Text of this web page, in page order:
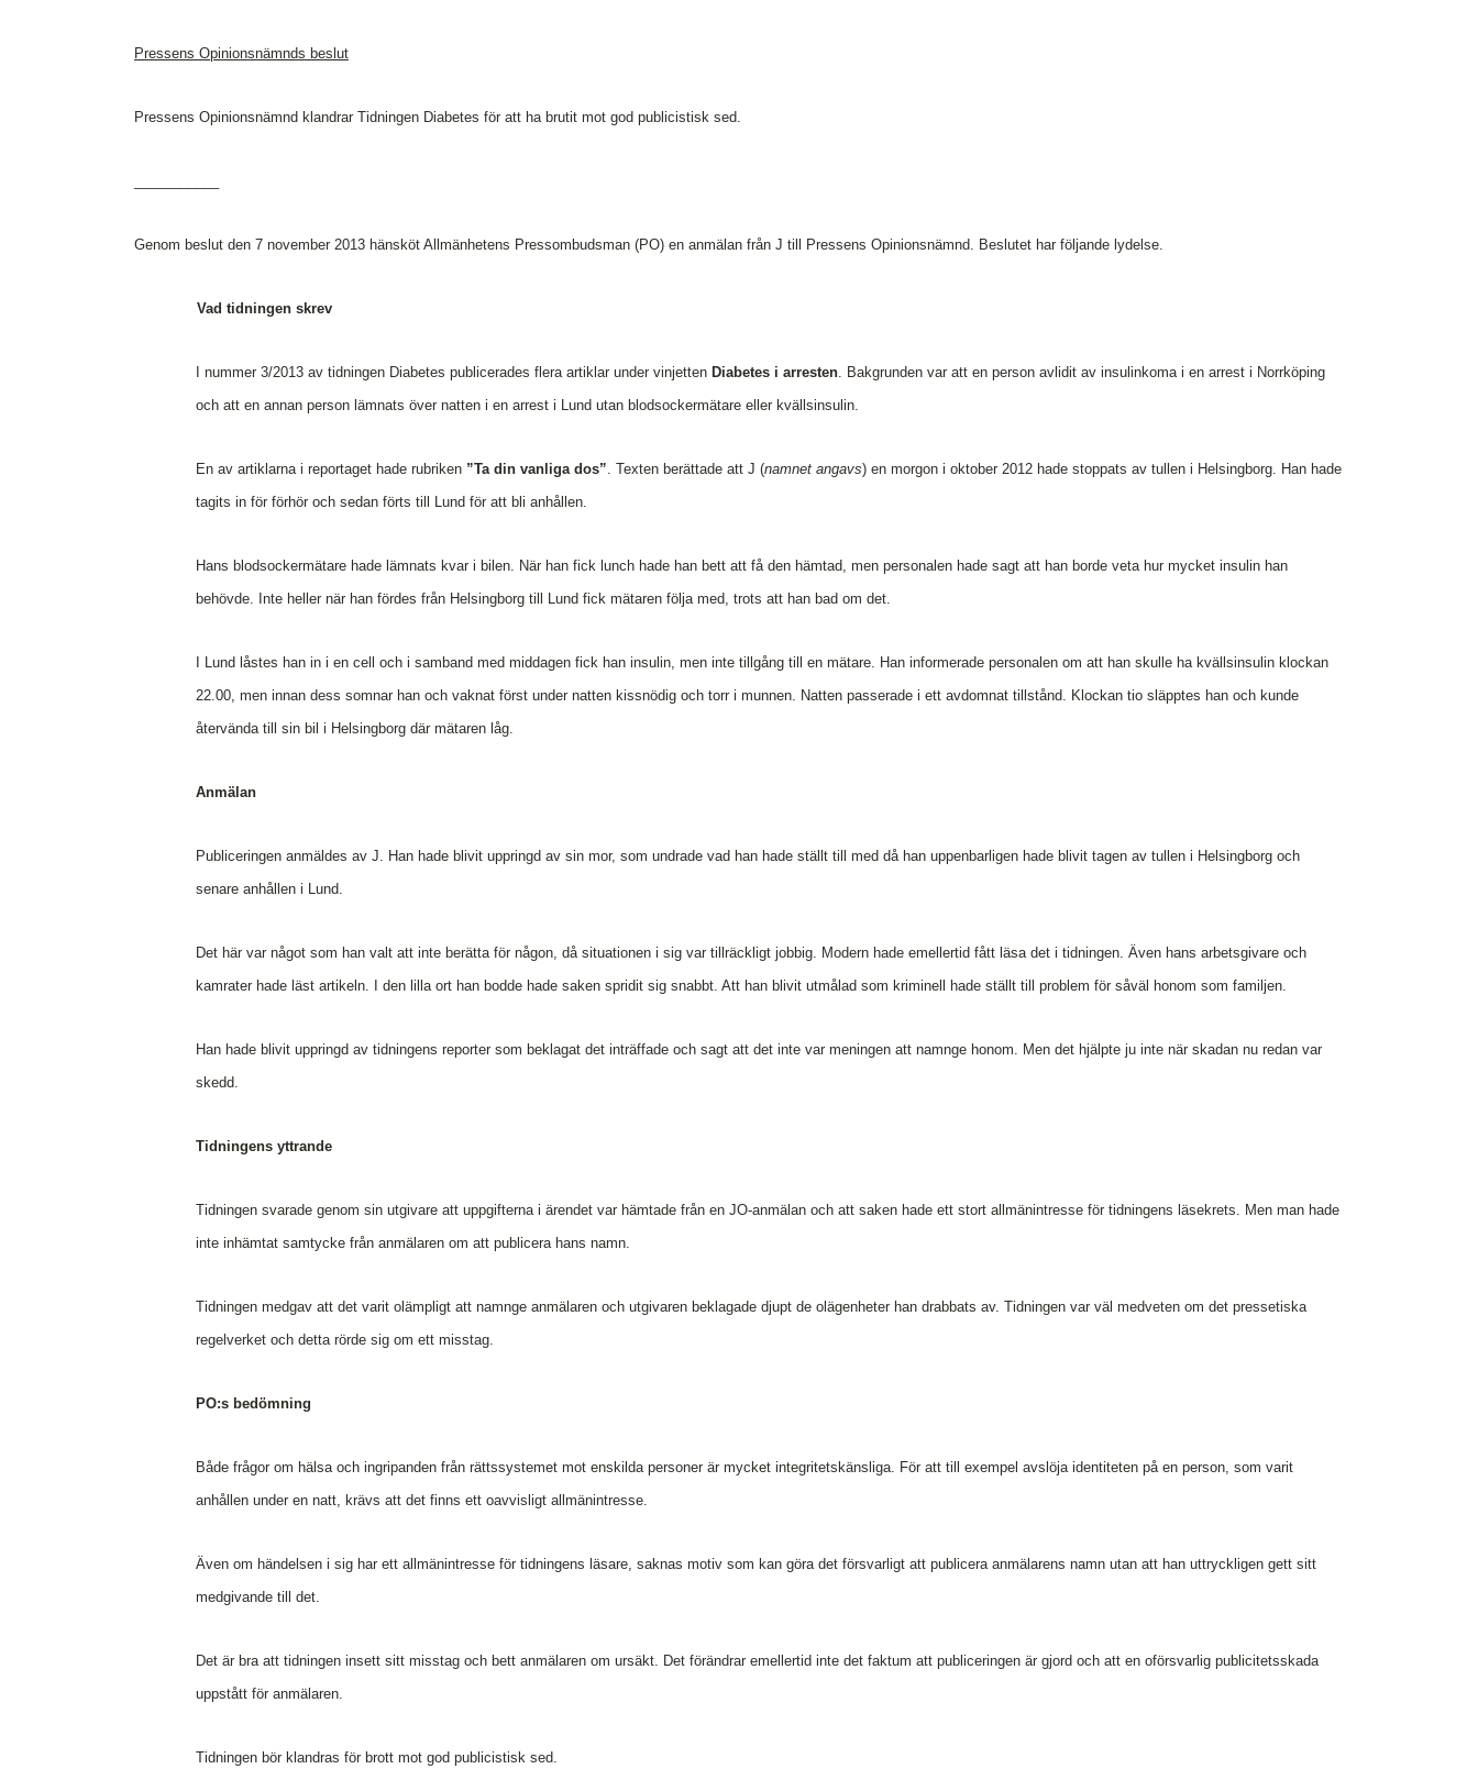
Pressens Opinionsnämnds beslut
Pressens Opinionsnämnd klandrar Tidningen Diabetes för att ha brutit mot god publicistisk sed.
Genom beslut den 7 november 2013 hänsköt Allmänhetens Pressombudsman (PO) en anmälan från J till Pressens Opinionsnämnd. Beslutet har följande lydelse.
Vad tidningen skrev
I nummer 3/2013 av tidningen Diabetes publicerades flera artiklar under vinjetten Diabetes i arresten . Bakgrunden var att en person avlidit av insulinkoma i en arrest i Norrköping
och att en annan person lämnats över natten i en arrest i Lund utan blodsockermätare eller kvällsinsulin.
En av artiklarna i reportaget hade rubriken ”Ta din vanliga dos” . Texten berättade att J (namnet angavs) en morgon i oktober 2012 hade stoppats av tullen i Helsingborg. Han hade
tagits in för förhör och sedan förts till Lund för att bli anhållen.
Hans blodsockermätare hade lämnats kvar i bilen. När han fick lunch hade han bett att få den hämtad, men personalen hade sagt att han borde veta hur mycket insulin han
behövde. Inte heller när han fördes från Helsingborg till Lund fick mätaren följa med, trots att han bad om det.
I Lund låstes han in i en cell och i samband med middagen fick han insulin, men inte tillgång till en mätare. Han informerade personalen om att han skulle ha kvällsinsulin klockan
22.00, men innan dess somnar han och vaknat först under natten kissnödig och torr i munnen. Natten passerade i ett avdomnat tillstånd. Klockan tio släpptes han och kunde
återvända till sin bil i Helsingborg där mätaren låg.
Anmälan
Publiceringen anmäldes av J. Han hade blivit uppringd av sin mor, som undrade vad han hade ställt till med då han uppenbarligen hade blivit tagen av tullen i Helsingborg och
senare anhållen i Lund.
Det här var något som han valt att inte berätta för någon, då situationen i sig var tillräckligt jobbig. Modern hade emellertid fått läsa det i tidningen. Även hans arbetsgivare och
kamrater hade läst artikeln. I den lilla ort han bodde hade saken spridit sig snabbt. Att han blivit utmålad som kriminell hade ställt till problem för såväl honom som familjen.
Han hade blivit uppringd av tidningens reporter som beklagat det inträffade och sagt att det inte var meningen att namnge honom. Men det hjälpte ju inte när skadan nu redan var
skedd.
Tidningens yttrande
Tidningen svarade genom sin utgivare att uppgifterna i ärendet var hämtade från en JO-anmälan och att saken hade ett stort allmänintresse för tidningens läsekrets. Men man hade
inte inhämtat samtycke från anmälaren om att publicera hans namn.
Tidningen medgav att det varit olämpligt att namnge anmälaren och utgivaren beklagade djupt de olägenheter han drabbats av. Tidningen var väl medveten om det pressetiska
regelverket och detta rörde sig om ett misstag.
PO:s bedömning
Både frågor om hälsa och ingripanden från rättssystemet mot enskilda personer är mycket integritetskänsliga. För att till exempel avslöja identiteten på en person, som varit
anhållen under en natt, krävs att det finns ett oavvisligt allmänintresse.
Även om händelsen i sig har ett allmänintresse för tidningens läsare, saknas motiv som kan göra det försvarligt att publicera anmälarens namn utan att han uttryckligen gett sitt
medgivande till det.
Det är bra att tidningen insett sitt misstag och bett anmälaren om ursäkt. Det förändrar emellertid inte det faktum att publiceringen är gjord och att en oförsvarlig publicitetsskada
uppstått för anmälaren.
Tidningen bör klandras för brott mot god publicistisk sed.